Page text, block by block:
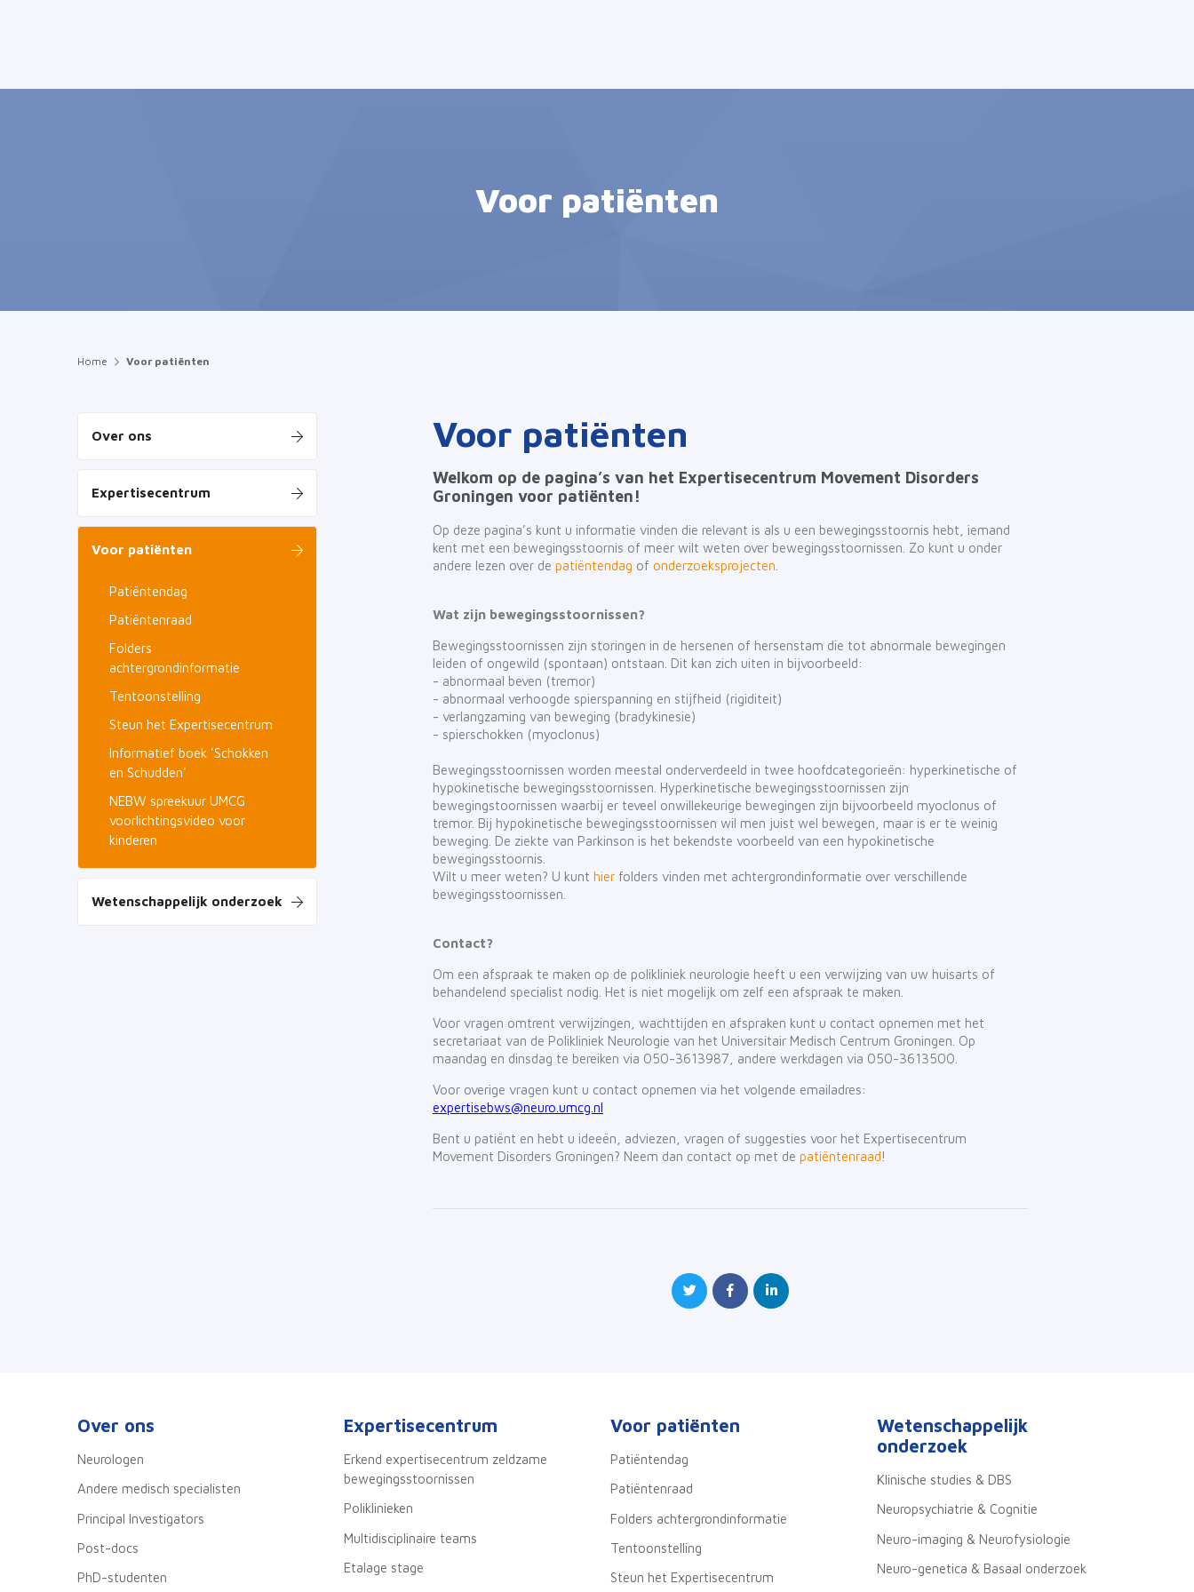
Voor patiënten
Home Voor patiënten
Voor patiënten
Welkom op de pagina’s van het Expertisecentrum Movement Disorders
Groningen voor patiënten!
Op deze pagina’s kunt u informatie vinden die relevant is als u een bewegingsstoornis hebt, iemand
kent met een bewegingsstoornis of meer wilt weten over bewegingsstoornissen. Zo kunt u onder
andere lezen over de patiëntendag of onderzoeksprojecten
Wat zijn bewegingsstoornissen?
Bewegingsstoornissen zijn storingen in de hersenen of hersenstam die tot abnormale bewegingen
leiden of ongewild (spontaan) ontstaan. Dit kan zich uiten in bijvoorbeeld:
- abnormaal beven (tremor)
- abnormaal verhoogde spierspanning en stijfheid (rigiditeit)
- verlangzaming van beweging (bradykinesie)
- spierschokken (myoclonus)
Bewegingsstoornissen worden meestal onderverdeeld in twee hoofdcategorieën: hyperkinetische of
hypokinetische bewegingsstoornissen. Hyperkinetische bewegingsstoornissen zijn
bewegingstoornissen waarbij er teveel onwillekeurige bewegingen zijn bijvoorbeeld myoclonus of
tremor. Bij hypokinetische bewegingsstoornissen wil men juist wel bewegen, maar is er te weinig
beweging. De ziekte van Parkinson is het bekendste voorbeeld van een hypokinetische
bewegingsstoornis.
Wilt u meer weten? U kunt hier folders vinden met achtergrondinformatie over verschillende
bewegingsstoornissen.
Contact?
Om een afspraak te maken op de polikliniek neurologie heeft u een verwijzing van uw huisarts of
behandelend specialist nodig. Het is niet mogelijk om zelf een afspraak te maken.
Voor vragen omtrent verwijzingen, wachttijden en afspraken kunt u contact opnemen met het
secretariaat van de Polikliniek Neurologie van het Universitair Medisch Centrum Groningen. Op
maandag en dinsdag te bereiken via 050-3613987, andere werkdagen via 050-3613500.
Voor overige vragen kunt u contact opnemen via het volgende emailadres:
expertisebws@neuro.umcg.nl
Bent u patiënt en hebt u ideeën, adviezen, vragen of suggesties voor het Expertisecentrum
Movement Disorders Groningen? Neem dan contact op met de patiëntenraad!
Over ons
Expertisecentrum
Voor patiënten
Patiëntendag
Patiëntenraad
Folders
achtergrondinformatie
Tentoonstelling
Steun het Expertisecentrum
Informatief boek 'Schokken
en Schudden'
NEBW spreekuur UMCG
voorlichtingsvideo voor
kinderen
Wetenschappelijk onderzoek
Over ons
Neurologen
Andere medisch specialisten
Principal Investigators
Post-docs
PhD-studenten
Expertisecentrum
Erkend expertisecentrum zeldzame
bewegingsstoornissen
Poliklinieken
Multidisciplinaire teams
Etalage stage
Voor patiënten
Patiëntendag
Patiëntenraad
Folders achtergrondinformatie
Tentoonstelling
Steun het Expertisecentrum
Wetenschappelijk
onderzoek
Klinische studies & DBS
Neuropsychiatrie & Cognitie
Neuro-imaging & Neurofysiologie
Neuro-genetica & Basaal onderzoek